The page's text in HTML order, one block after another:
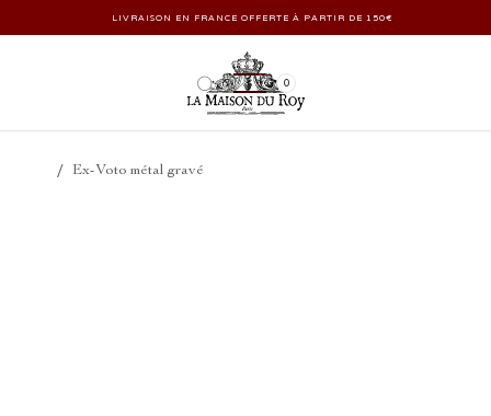
LIVRAISON EN FRANCE OFFERTE À PARTIR DE 150€
0
/ Ex-Voto métal gravé